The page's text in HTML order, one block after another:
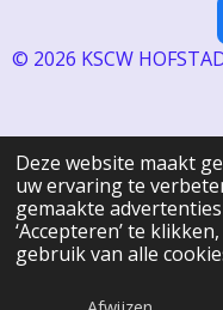
Deze website maakt
uw ervaring te
gemaakte
‘Accepteren’ te
gebruik van alle
© 2026 KSCW